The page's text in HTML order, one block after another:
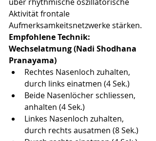
Aktivität frontale
Aufmerksamkeitsnetzwerke stärken.
Empfohlene Technik:
Wechselatmung (Nadi Shodhana
Pranayama)
Rechtes Nasenloch zuhalten,
durch links einatmen (4 Sek.)
Beide Nasenlöcher schliessen,
anhalten (4 Sek.)
Linkes Nasenloch zuhalten,
durch rechts ausatmen (8 Sek.)